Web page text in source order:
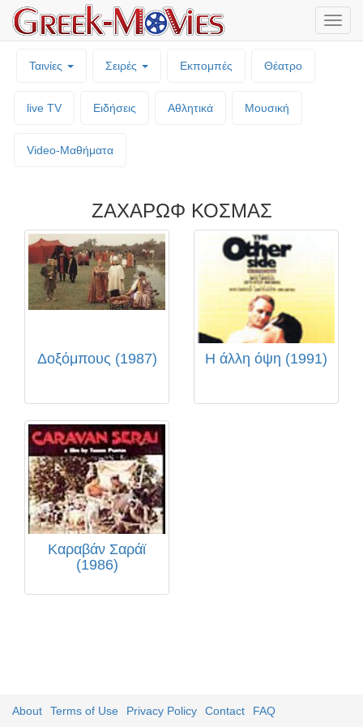
Ταινίες Σειρές Εκπομπές Θέατρο
live TV Ειδήσεις Αθλητικά Μουσική
Video-Mαθήματα
ΖΑΧΑΡΩΦ ΚΟΣΜΑΣ
Δοξόμπους (1987) Η άλλη όψη (1991)
Καραβάν Σαράϊ
(1986)
About Terms of Use Privacy Policy Contact FAQ